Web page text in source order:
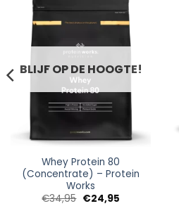
BLIJF OP DE HOOGTE!
Whey Protein 80
(Concentrate) – Protein
Works
€34,95 Oorspronkelijke
€24,95Huidige